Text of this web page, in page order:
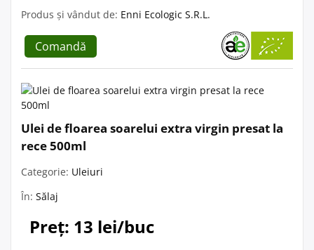
Produs și vândut de: Enni Ecologic S.R.L.
Comandă
Ulei de floarea soarelui extra virgin presat la
rece 500ml
Categorie: Uleiuri
În: Sălaj
Preț: 13 lei/buc